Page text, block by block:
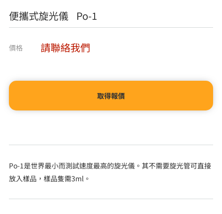
便攜式旋光儀 Po-1
價格 請聯絡我們
取得報價
Po-1是世界最小而測試速度最高的旋光儀。其不需要旋光管可直接
放入樣品，樣品隻需3ml。